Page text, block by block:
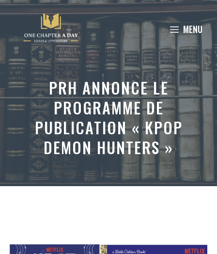
Aller
contenu
MENU
PRH ANNONCE LE
PROGRAMME DE
PUBLICATION « KPOP
DEMON HUNTERS »